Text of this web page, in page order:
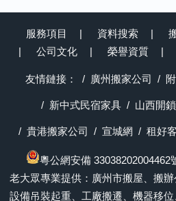
服務項目 資料搜索
公司文化
榮譽資質
友情鏈接： 廣州搬家公司
新中式民宿家具 山西開
貴港搬家公司 宣城網 租好
粵公網安備 33038202004462
老大眾專業提供：廣州市搬屋、搬辦
設備吊裝起重、工廠搬遷、機器移